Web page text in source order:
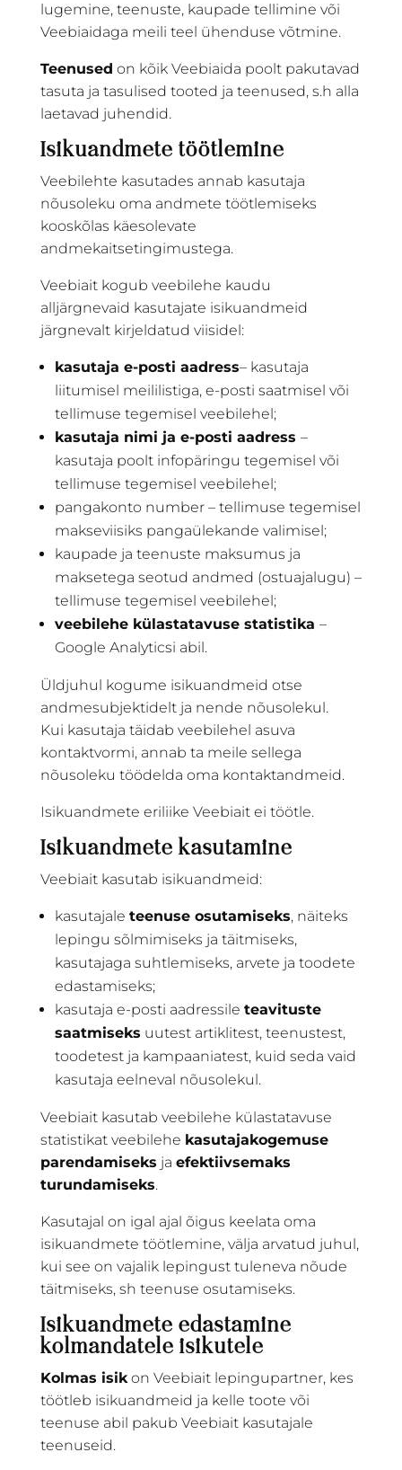
lugemine, teenuste, kaupade tellimine või
Veebiaidaga meili teel ühenduse võtmine.
Teenused on kõik Veebiaida poolt pakutavad
tasuta ja tasulised tooted ja teenused, s.h alla
laetavad juhendid.
Isikuandmete töötlemine
Veebilehte kasutades annab kasutaja
nõusoleku oma andmete töötlemiseks
kooskõlas käesolevate
andmekaitsetingimustega.
Veebiait kogub veebilehe kaudu
alljärgnevaid kasutajate isikuandmeid
järgnevalt kirjeldatud viisidel:
kasutaja e-posti aadress– kasutaja
liitumisel meililistiga, e-posti saatmisel või
tellimuse tegemisel veebilehel;
kasutaja nimi ja e-posti aadress –
kasutaja poolt infopäringu tegemisel või
tellimuse tegemisel veebilehel;
pangakonto number – tellimuse tegemisel
makseviisiks pangaülekande valimisel;
kaupade ja teenuste maksumus ja
maksetega seotud andmed (ostuajalugu) –
tellimuse tegemisel veebilehel;
veebilehe külastatavuse statistika –
Google Analyticsi abil.
Üldjuhul kogume isikuandmeid otse
andmesubjektidelt ja nende nõusolekul.
Kui kasutaja täidab veebilehel asuva
kontaktvormi, annab ta meile sellega
nõusoleku töödelda oma kontaktandmeid.
Isikuandmete eriliike Veebiait ei töötle.
Isikuandmete kasutamine
Veebiait kasutab isikuandmeid:
kasutajale teenuse osutamiseks, näiteks
lepingu sõlmimiseks ja täitmiseks,
kasutajaga suhtlemiseks, arvete ja toodete
edastamiseks;
kasutaja e-posti aadressile teavituste
saatmiseks uutest artiklitest, teenustest,
toodetest ja kampaaniatest, kuid seda vaid
kasutaja eelneval nõusolekul.
Veebiait kasutab veebilehe külastatavuse
statistikat veebilehe kasutajakogemuse
parendamiseks ja efektiivsemaks
turundamiseks.
Kasutajal on igal ajal õigus keelata oma
isikuandmete töötlemine, välja arvatud juhul,
kui see on vajalik lepingust tuleneva nõude
täitmiseks, sh teenuse osutamiseks.
Isikuandmete edastamine
kolmandatele isikutele
Kolmas isikon Veebiait lepingupartner, kes
töötleb isikuandmeid ja kelle toote või
teenuse abil pakub Veebiait kasutajale
teenuseid.